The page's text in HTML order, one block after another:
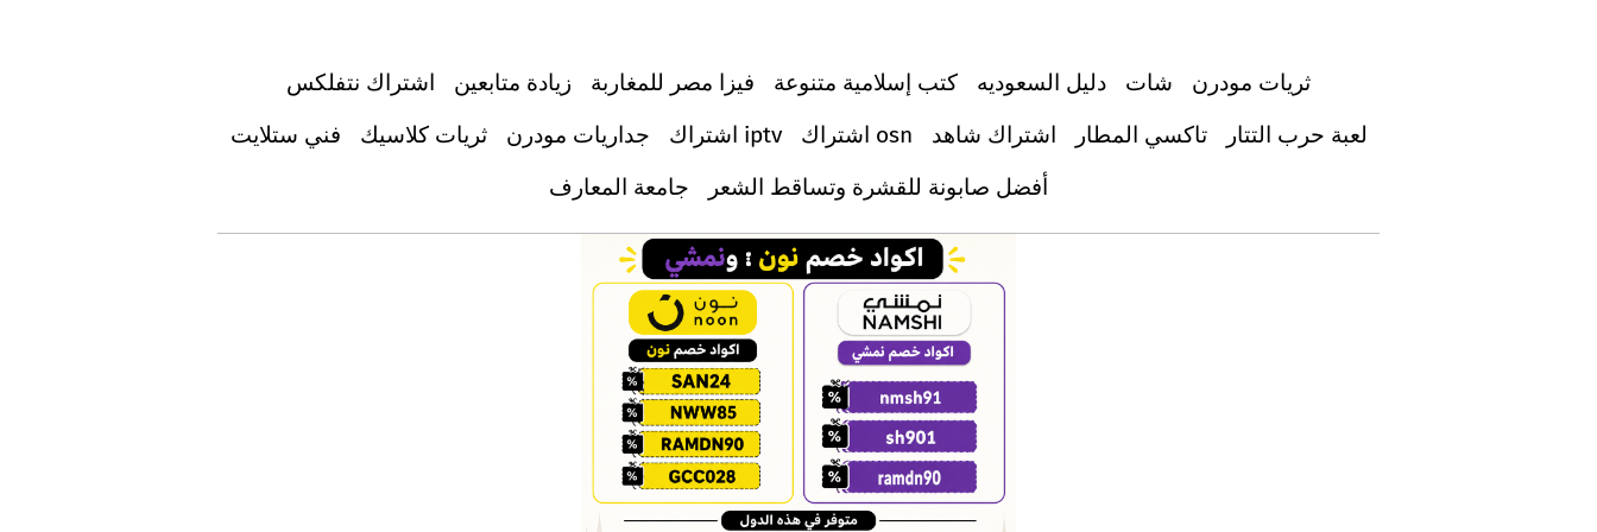
اشتراك نتفلكس زيادة متابعين فيزا مصر للمغاربة كتب إسلامية متنوعة دليل السعوديه شات
ثريات مودرن
فني ستلايت
ثريات كلاسيك جداريات مودرن اشتراك iptv اشتراك osn اشتراك شاهد تاكسي المطار
لعبة حرب التتار
جامعة المعارف
أفضل صابونة للقشرة وتساقط الشعر